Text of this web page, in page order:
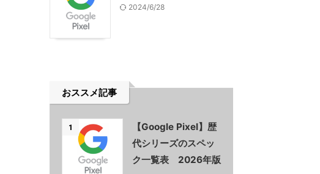
2024/6/28
おススメ記事
1
【Google Pixel】歴
代シリーズのスペッ
ク一覧表 2026年版